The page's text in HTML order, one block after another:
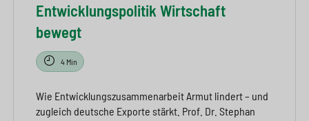
Entwicklungspolitik Wirtschaft
bewegt
4 Min
Wie Entwicklungszusammenarbeit Armut lindert – und
zugleich deutsche Exporte stärkt. Prof. Dr. Stephan